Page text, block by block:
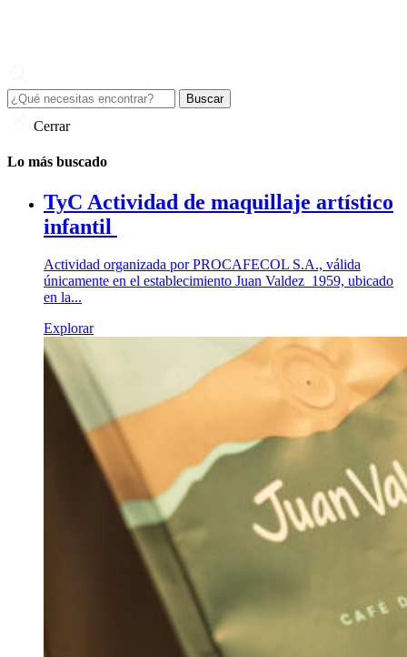
Cerrar
Lo más buscado
TyC Actividad de maquillaje artístico
infantil
Actividad organizada por PROCAFECOL S.A., válida
únicamente en el establecimiento Juan Valdez 1959, ubicado
en la...
Explorar